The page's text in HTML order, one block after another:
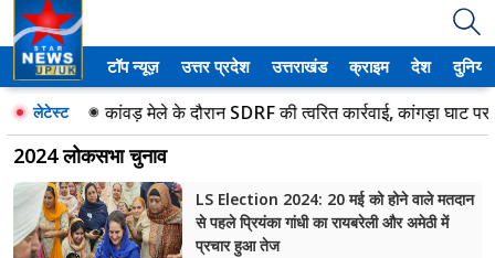
टॉप न्यूज़ उत्तर प्रदेश उत्तराखंड क्राइम देश दुनिया
लेटेस्ट कांवड़ मेले के दौरान SDRF की त्वरित कार्रवाई, कांगड़ा घाट पर
2024 लोकसभा चुनाव
LS Election 2024: 20 मई को होने वाले मतदान
से पहले प्रियंका गांधी का रायबरेली और अमेठी में
प्रचार हुआ तेज
उत्तर प्रदेश
अमेठी
आगरा
कानपुर